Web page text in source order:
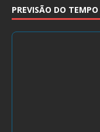
PREVISÃO DO TEMPO